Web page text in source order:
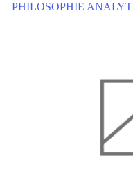
PHILOSOPHIE